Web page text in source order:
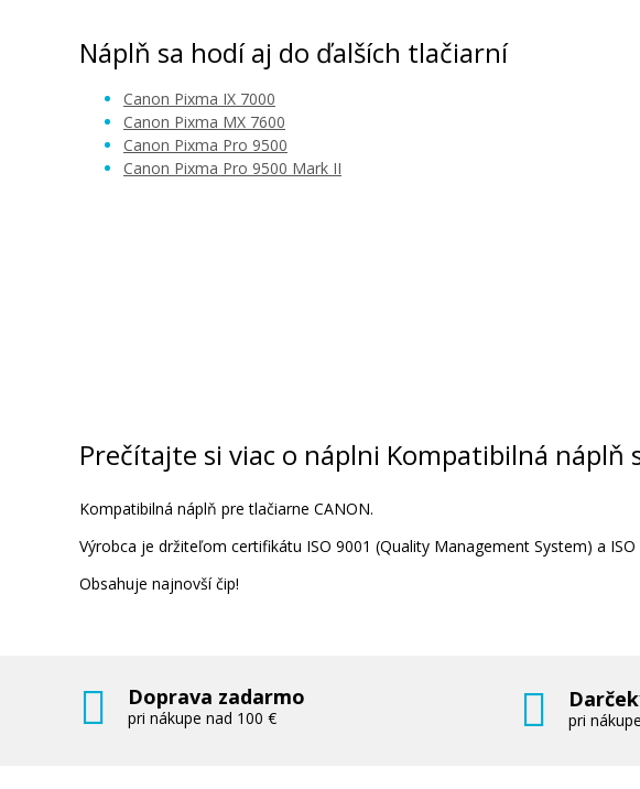
Kompatibilná náplň
Náplň sa hodí aj do ďalších tlačiarní
Canon Pixma IX 7000
Canon Pixma MX 7600
Canon Pixma Pro 9500
Canon Pixma Pro 9500 Mark II
Prečítajte si viac o náplni Kompatibilná náplň
Kompatibilná náplň pre tlačiarne CANON.
Výrobca je držiteľom certifikátu ISO 9001 (Quality Management System) a
Obsahuje najnovší čip!
Doprava zadarmo
pri nákupe nad 100 € pri